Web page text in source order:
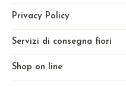
Privacy Policy
Servizi di consegna fiori
Shop on line